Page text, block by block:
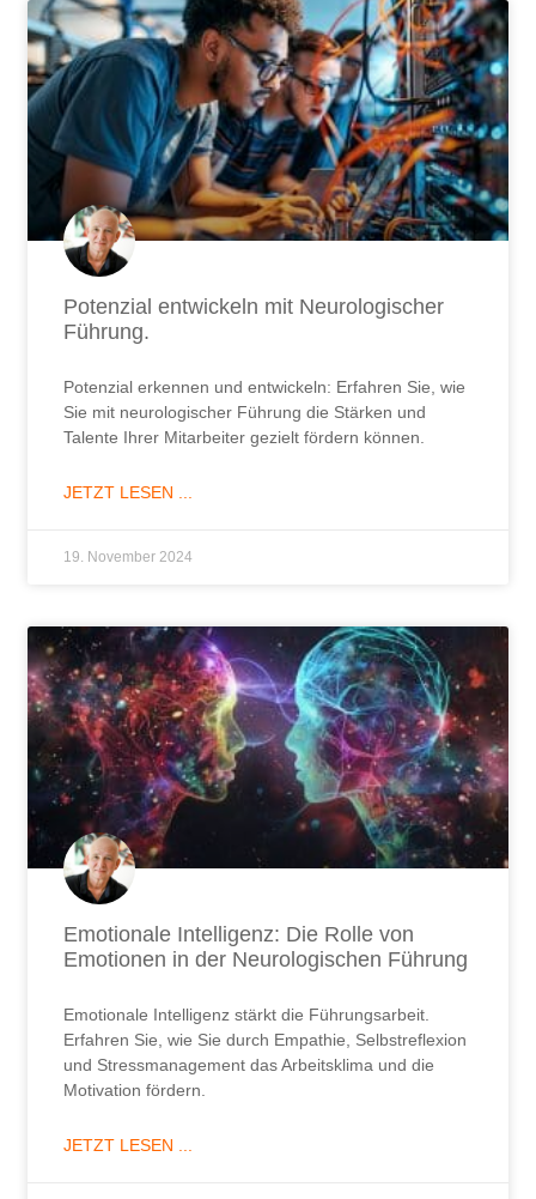
Potenzial entwickeln mit Neurologischer
Führung.
Potenzial erkennen und entwickeln: Erfahren Sie, wie
Sie mit neurologischer Führung die Stärken und
Talente Ihrer Mitarbeiter gezielt fördern können.
JETZT LESEN ...
19. November 2024
Emotionale Intelligenz: Die Rolle von
Emotionen in der Neurologischen Führung
Emotionale Intelligenz stärkt die Führungsarbeit.
Erfahren Sie, wie Sie durch Empathie, Selbstreflexion
und Stressmanagement das Arbeitsklima und die
Motivation fördern.
JETZT LESEN ...